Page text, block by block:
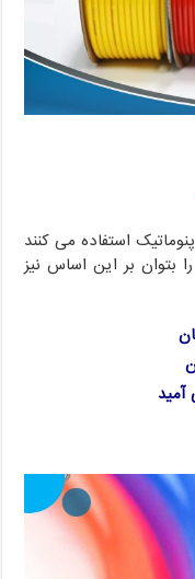
استفاده می کنند
بر این اساس نیز
آمید